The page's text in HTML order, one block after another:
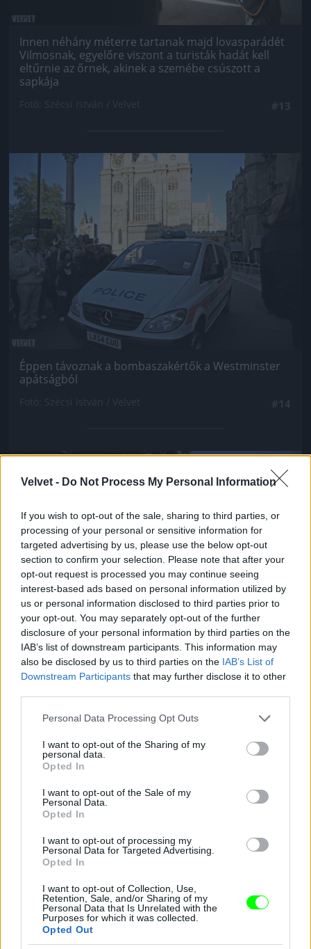
Velvet - Do Not Process My Personal Information
If you wish to opt-out of the sale, sharing to third parties, or
processing of your personal or sensitive information for
targeted advertising by us, please use the below opt-out
section to confirm your selection. Please note that after your
opt-out request is processed you may continue seeing
interest-based ads based on personal information utilized by
us or personal information disclosed to third parties prior to
your opt-out. You may separately opt-out of the further
disclosure of your personal information by third parties on the
IAB’s list of downstream participants. This information may
also be disclosed by us to third parties on the IAB’s List of
Downstream Participants that may further disclose it to other
Please note that this website/app uses one or more Google
not limited to your visit or usage behaviour. You may click to
grant or deny consent to Google and its third-party tags to
use your data for below specified purposes in below Google
consent section.
Personal Data Processing Opt Outs
I want to opt-out of the Sharing of my
personal data.
Opted In
I want to opt-out of the Sale of my
Personal Data.
Opted In
I want to opt-out of processing my
Personal Data for Targeted Advertising.
Opted In
I want to opt-out of Collection, Use,
Retention, Sale, and/or Sharing of my
Personal Data that Is Unrelated with the
Purposes for which it was collected.
Opted Out
Innen néhány méterre tartanak majd lovasparádét
Vilmosnak, egyelőre viszont a turisták hadát kell
eltűrnie az őrnek, akinek a szemébe csúszott a
sapkája
Jön még kép!
Éppen távoznak a bombaszakértők a Westminster
apátságból
Közvetítőkocsi
Fotó: Szécsi István / Velvet
Jön még kép!